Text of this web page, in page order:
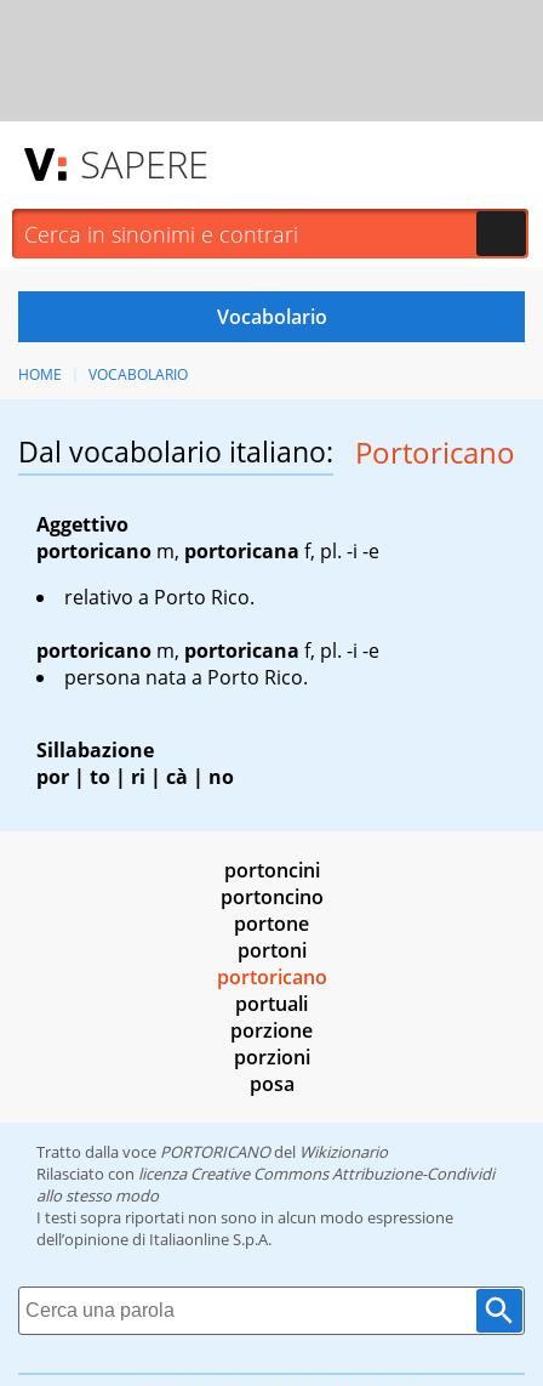
SAPERE
HOME VOCABOLARIO
Dal vocabolario italiano: Portoricano
Aggettivo
portoricano m, portoricana f, pl. -i -e
relativo a Porto Rico.
portoricano m, portoricana f, pl. -i -e
persona nata a Porto Rico.
Sillabazione
por | to | ri | cà | no
portoncini
portoncino
portone
portoni
portoricano
portuali
porzione
porzioni
posa
Tratto dalla voce PORTORICANOdel Wikizionario
Rilasciato con licenza Creative Commons Attribuzione-Condividi
allo stesso modo
I testi sopra riportati non sono in alcun modo espressione
dell’opinione di Italiaonline S.p.A.